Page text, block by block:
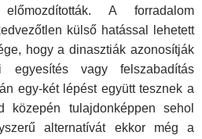
A forradalom
külső hatással lehetett
hogy a dinasztiák azonosítják
egyesítés vagy felszabadítás
egy-két lépést együtt tesznek a
közepén tulajdonképpen sehol
alternatívát ekkor még a